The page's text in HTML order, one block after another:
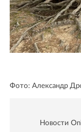
Фото: Александр
Новости